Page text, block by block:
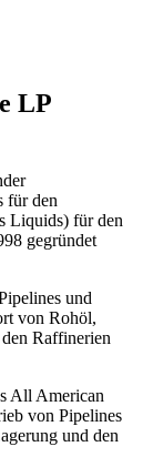
LP
für den
Liquids) für den
gegründet
und
von Rohöl,
Raffinerien
All American
von Pipelines
und den